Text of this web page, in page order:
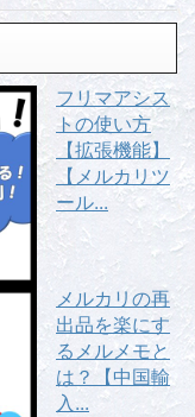
フリマアシス
トの使い方
【拡張機能】
【メルカリツ
ール...
メルカリの再
出品を楽にす
るメルメモと
は？【中国輸
入...